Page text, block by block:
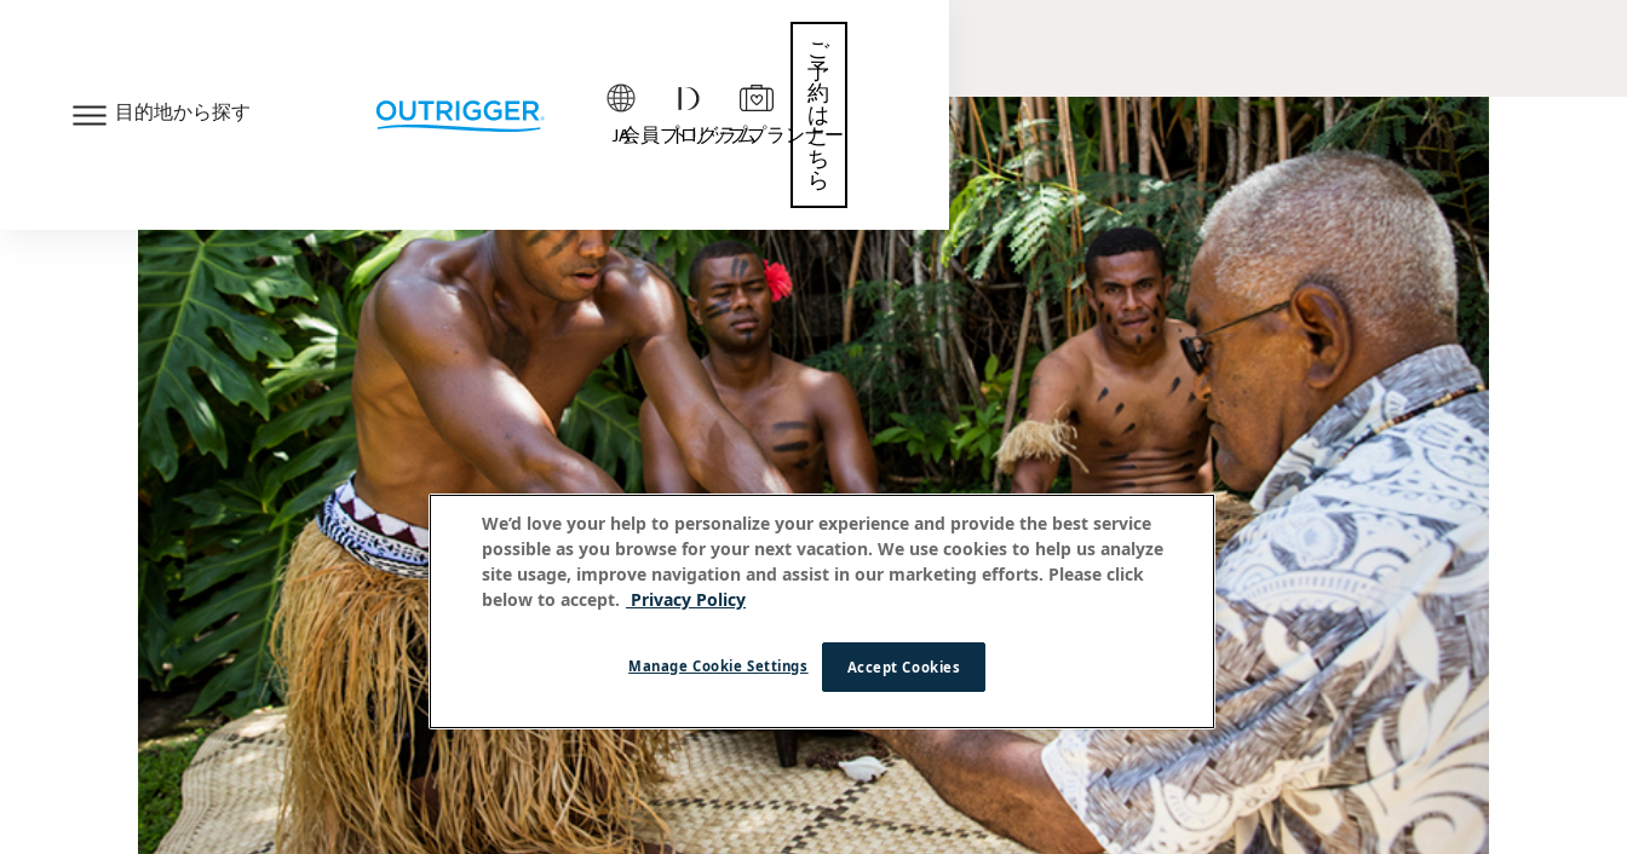
目的地から探す
JA会員プログラム
トリッププランナー
ご
予
約
は
こ
ち
ら
We’d love your help to personalize your experience and provide the best service
possible as you browse for your next vacation. We use cookies to help us analyze
site usage, improve navigation and assist in our marketing efforts. Please click
below to accept. Privacy Policy
Accept Cookies
Manage Cookie Settings